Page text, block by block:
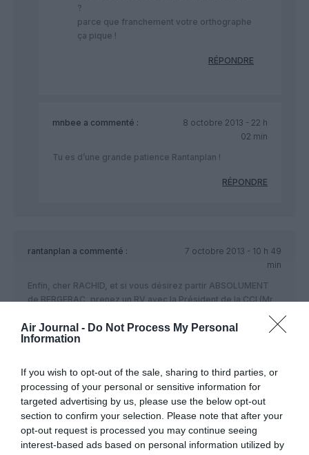
Air Journal - Do Not Process My Personal
Information
If you wish to opt-out of the sale, sharing to third parties, or
processing of your personal or sensitive information for
targeted advertising by us, please use the below opt-out
section to confirm your selection. Please note that after your
opt-out request is processed you may continue seeing
interest-based ads based on personal information utilized by
?
parce que franchement votre orthographe
ça pique !
RÉPONDRE
mnbee a commenté :
8 octobre 2013 - 22 h
02 min
Tu es d’une grande patience Rantanplan !
RÉPONDRE
rantanplan a commenté :
7 octobre 2013 - 10 h 49
min
Enfin, cher RACHID, et si vous désirez partir ABSOLUMENT
de BERGERAC, prenez un RV avec la Président de la CCI (Mr
Peut être dégagera t’il rien que pour vous faire plaisir des
subventions “spéciales” pour cette ligne, ou mieux,
à TLS ou BOD afin d’aller rejoindre vos proches….
RÉPONDRE
Corinnea commenté : 7 octobre 2013 - 12 h 01